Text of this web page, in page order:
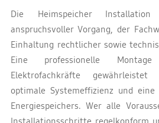
Die Heimspeicher
anspruchsvoller Vorgang, der
Einhaltung rechtlicher sowie
Eine professionelle
Elektrofachkräfte gewährleistet
optimale Systemeffizienz und eine
Energiespeichers. Wer alle